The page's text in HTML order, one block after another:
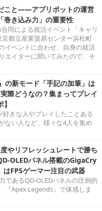
こと――アプリボットの運営
巻き込み力」の重要性
同による就活イベント「キャリ
都立産業貿易センター浜松町
イベントに合わせ、自身の就活
エイターに聞いてみたので、そ
の新モード「手記の加筆」は
際どうなの？集まってプレイ
好きな人やプレイしたことある
ない人など、様々な4人を集め
やリフレッシュレートで勝ち
OLEDパネル搭載のGigaCry
FPSゲーマー注目の武器
であるQD-OLEDパネルの圧倒的
『Apex Legends』で体感しま